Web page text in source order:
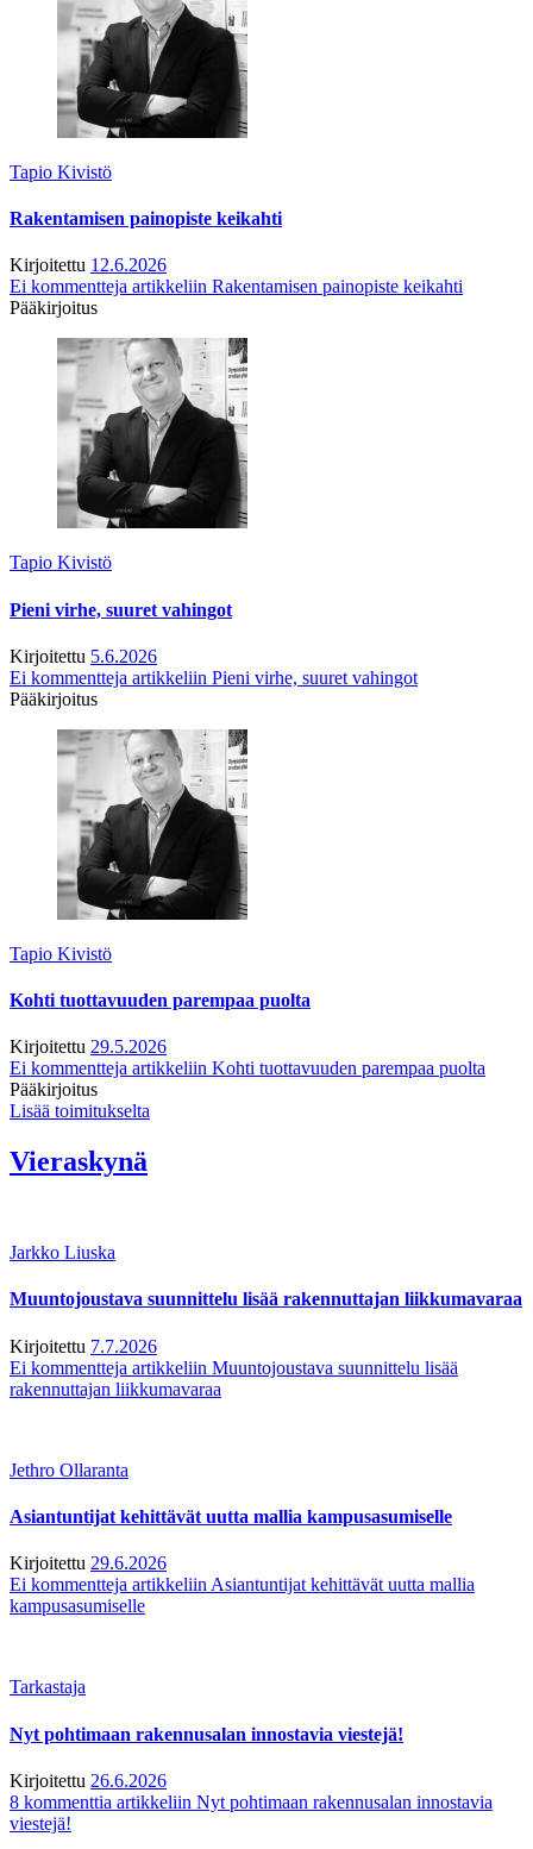
Tapio Kivistö
Rakentamisen painopiste keikahti
Kirjoitettu 12.6.2026
Ei kommentteja artikkeliin Rakentamisen painopiste keikahti
Pääkirjoitus
Tapio Kivistö
Pieni virhe, suuret vahingot
Kirjoitettu 5.6.2026
Ei kommentteja artikkeliin Pieni virhe, suuret vahingot
Pääkirjoitus
Tapio Kivistö
Kohti tuottavuuden parempaa puolta
Kirjoitettu 29.5.2026
Ei kommentteja artikkeliin Kohti tuottavuuden parempaa puolta
Pääkirjoitus
Lisää toimitukselta
Vieraskynä
Jarkko Liuska
Muuntojoustava suunnittelu lisää rakennuttajan liikkumavaraa
Kirjoitettu 7.7.2026
Ei kommentteja artikkeliin Muuntojoustava suunnittelu lisää
rakennuttajan liikkumavaraa
Jethro Ollaranta
Asiantuntijat kehittävät uutta mallia kampusasumiselle
Kirjoitettu 29.6.2026
Ei kommentteja artikkeliin Asiantuntijat kehittävät uutta mallia
kampusasumiselle
Tarkastaja
Nyt pohtimaan rakennusalan innostavia viestejä!
Kirjoitettu 26.6.2026
8 kommenttia artikkeliin Nyt pohtimaan rakennusalan innostavia
viestejä!